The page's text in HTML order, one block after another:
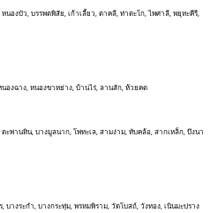
นองบัว, บรรพตพิสัย, เก้าเลี้ยว, ตาคลี, ท่าตะโก, ไพศาลี, พยุหะคีรี,
องฉาง, หนองขาหย่าง, บ้านไร่, ลานสัก, ห้วยคต
ะพานหิน, บางมูลนาก, โพทะเล, สามง่าม, ทับคล้อ, สากเหล็ก, บึงนา
บางระกำ, บางกระทุ่ม, พรหมพิราม, วัดโบสถ์, วังทอง, เนินมะปราง